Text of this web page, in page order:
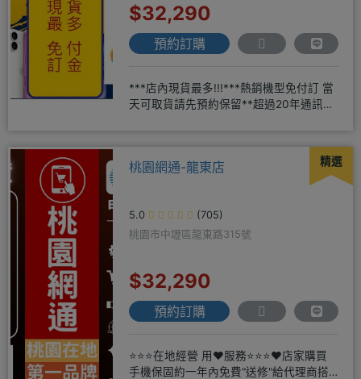
$32,290
預約訂購
***店內現貨最多!!!***熱銷機型免付訂 當
天可取貨請先預約保留**超過20年通訊經
精選
桃園網通-龍東店
5.0
(705)
桃園市中壢區龍東路315號
$32,290
預約訂購
⭐⭐⭐在地經營 用❤️服務⭐⭐⭐❤️店家購買
手機保固約一年內免費"送修"給代理商搭